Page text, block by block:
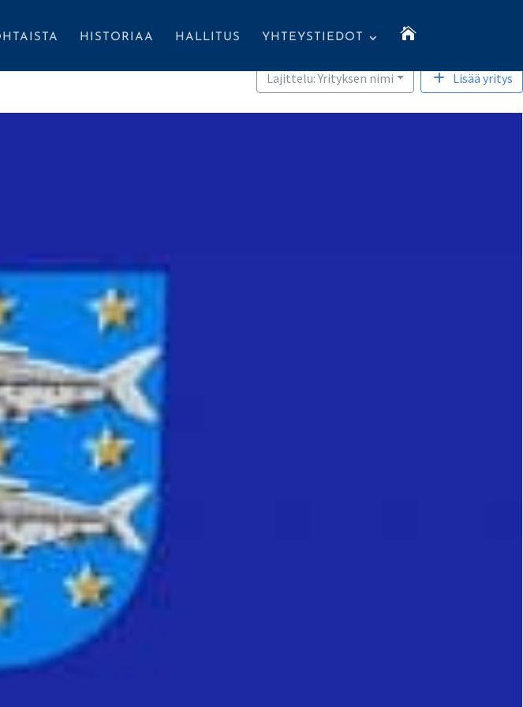
HISTORIAA HALLITUS YHTEYSTIEDOT 
Lajittelu: Yrityksen nimi Lisää yritys